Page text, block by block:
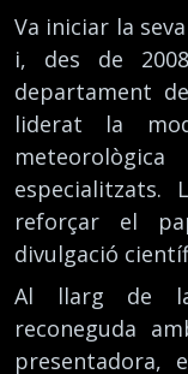
Va iniciar la
i, des de
departament
liderat la
reforçar el
divulgació
Al llarg de
reconeguda
presentadora,